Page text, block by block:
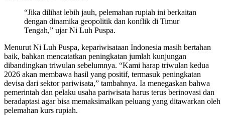
“Jika dilihat lebih jauh, pelemahan rupiah ini berkaitan
dengan dinamika geopolitik dan konflik di Timur
Tengah,” ujar Ni Luh Puspa.
Menurut Ni Luh Puspa, kepariwisataan Indonesia masih bertahan
baik, bahkan mencatatkan peningkatan jumlah kunjungan
dibandingkan triwulan sebelumnya. “Kami harap triwulan kedua
2026 akan membawa hasil yang positif, termasuk peningkatan
devisa dari sektor pariwisata,” tambahnya. Ia menegaskan bahwa
pemerintah dan pelaku usaha pariwisata harus terus berinovasi dan
beradaptasi agar bisa memaksimalkan peluang yang ditawarkan oleh
pelemahan kurs rupiah.